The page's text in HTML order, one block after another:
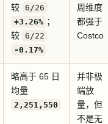
较
6/26
+3.26% ；
较
6/22
-0.17%
周维度
都强于
Costco
略高于 65 日
均量
2,251,550
并非极
端放
量，但
不是无